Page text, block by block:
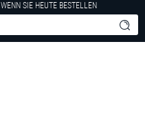
WENN SIE HEUTE BESTELLEN